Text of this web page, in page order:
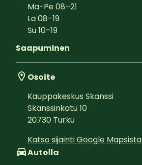
Ma-Pe08–21
La08–19
Su10–19
Saapuminen
Osoite
Kauppakeskus Skanssi
Skanssinkatu 10
20730 Turku
Katso sijainti Google Mapsista
Autolla